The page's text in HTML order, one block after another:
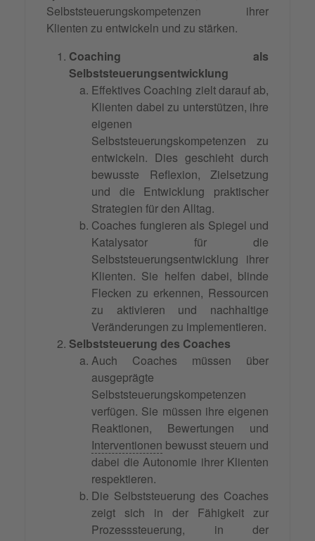
Selbststeuerungskompetenzen ihrer
Klienten zu entwickeln und zu stärken.
Coaching als
Selbststeuerungsentwicklung
Effektives Coaching zielt darauf ab,
Klienten dabei zu unterstützen, ihre
eigenen
Selbststeuerungskompetenzen zu
entwickeln. Dies geschieht durch
bewusste Reflexion, Zielsetzung
und die Entwicklung praktischer
Strategien für den Alltag.
Coaches fungieren als Spiegel und
Katalysator für die
Selbststeuerungsentwicklung ihrer
Klienten. Sie helfen dabei, blinde
Flecken zu erkennen, Ressourcen
zu aktivieren und nachhaltige
Veränderungen zu implementieren.
Selbststeuerung des Coaches
Auch Coaches müssen über
ausgeprägte
Selbststeuerungskompetenzen
verfügen. Sie müssen ihre eigenen
Reaktionen, Bewertungen und
Interventionen bewusst steuern und
dabei die Autonomie ihrer Klienten
respektieren.
Die Selbststeuerung des Coaches
zeigt sich in der Fähigkeit zur
Prozesssteuerung, in der